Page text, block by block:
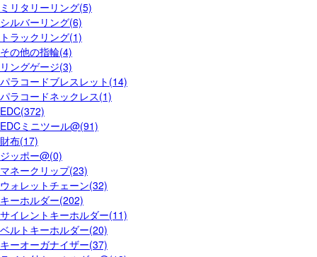
ミリタリーリング(5)
シルバーリング(6)
トラックリング(1)
その他の指輪(4)
リングゲージ(3)
パラコードブレスレット(14)
パラコードネックレス(1)
EDC(372)
EDCミニツール@(91)
財布(17)
ジッポー@(0)
マネークリップ(23)
ウォレットチェーン(32)
キーホルダー(202)
サイレントキーホルダー(11)
ベルトキーホルダー(20)
キーオーガナイザー(37)